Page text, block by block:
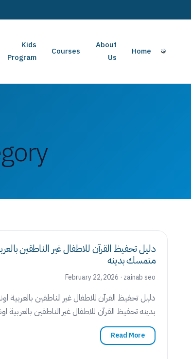
Home
About
Us
Courses
Kids
Program
Adults
Program
Frequently
Asked
Contact
دليل تحفيظ القرآن للاطفال غير الناطقين
متمسك بدينه
February 22, 2026 · zainab seo
دليل تحفيظ القرآن للاطفال غير الناطقين
بدينه تحفيظ القرآن للاطفال غير الناطقين بالعربية
Read More